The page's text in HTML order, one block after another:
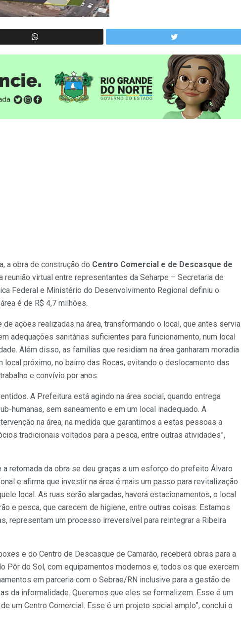
a obra de construção do Centro Comercial e de Descasque de
reunião virtual entre representantes da Seharpe – Secretaria de
Federal e Ministério do Desenvolvimento Regional definiu o
é de R$ 4,7 milhões.
ações realizadas na área, transformando o local, que antes servia
adequações sanitárias suficientes para funcionamento, num local
Além disso, as famílias que residiam na área ganharam moradia
próximo, no bairro das Rocas, evitando o deslocamento das
e convívio por anos.
A Prefeitura está agindo na área social, quando entrega
humanas, sem saneamento e em um local inadequado. A
na área, na medida que garantimos a estas pessoas a
tradicionais voltados para a pesca, entre outras atividades”,
retomada da obra se deu graças a um esforço do prefeito Álvaro
e afirma que investir na área é mais um passo para revitalização
local. As ruas serão alargadas, haverá estacionamentos, o local
e pesca, que carecem de higiene, entre outras coisas. Estamos
representam um processo irreversível para reintegrar a Ribeira
e do Centro de Descasque de Camarão, receberá obras para a
Pôr do Sol, com equipamentos modernos e, todos os que exercem
em parceria com o Sebrae/RN inclusive para a gestão de
da informalidade. Queremos que eles se formalizem. Esse é um
um Centro Comercial. Esse é um projeto social amplo”, conclui o